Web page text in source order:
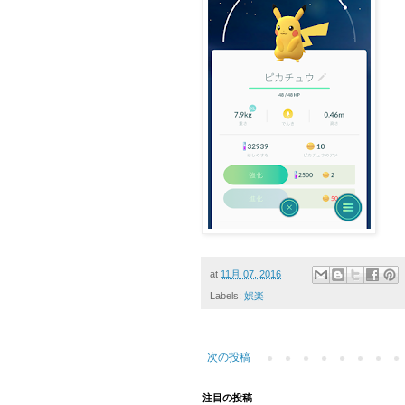
at 11月 07, 2016
Labels: 娯楽
次の投稿
注目の投稿